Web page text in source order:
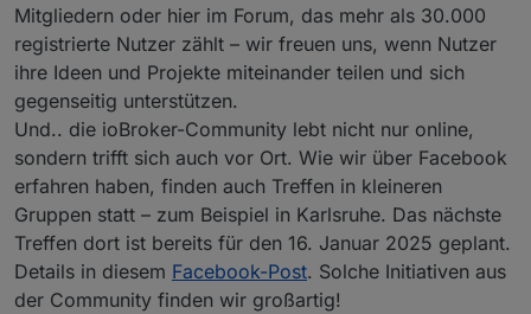
Mitgliedern oder hier im Forum, das mehr als 30.000
registrierte Nutzer zählt – wir freuen uns, wenn Nutzer
ihre Ideen und Projekte miteinander teilen und sich
gegenseitig unterstützen.
Und.. die ioBroker-Community lebt nicht nur online,
sondern trifft sich auch vor Ort. Wie wir über Facebook
erfahren haben, finden auch Treffen in kleineren
Gruppen statt – zum Beispiel in Karlsruhe. Das nächste
Treffen dort ist bereits für den 16. Januar 2025 geplant.
Details in diesem Facebook-Post. Solche Initiativen aus
der Community finden wir großartig!